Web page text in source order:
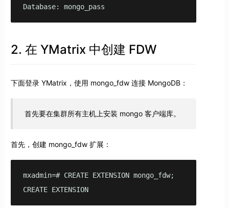
Database: mongo_pass
2. 在 YMatrix 中创建 FDW
下面登录 YMatrix，使用 mongo_fdw 连接 MongoDB：
首先要在集群所有主机上安装 mongo 客户端库。
首先，创建 mongo_fdw 扩展：
mxadmin=# CREATE EXTENSION mongo_fdw;
CREATE EXTENSION